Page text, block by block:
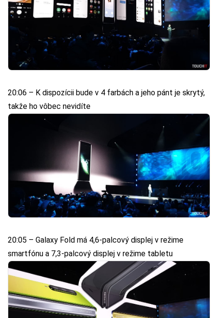
20:06 – K dispozícii bude v 4 farbách a jeho pánt je skrytý,
takže ho vôbec nevidíte
20:05 – Galaxy Fold má 4,6-palcový displej v režime
smartfónu a 7,3-palcový displej v režime tabletu